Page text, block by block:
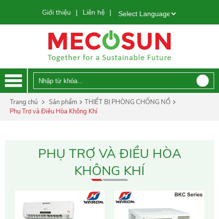
Giới thiệu | Liên hệ
|
Powered by
Trang chủ Sản phẩm
THIẾT BỊ PHÒNG CHỐNG NỔ
Phụ Trợ và Điều Hòa Không Khí
PHỤ TRỢ VÀ ĐIỀU HÒA
KHÔNG KHÍ